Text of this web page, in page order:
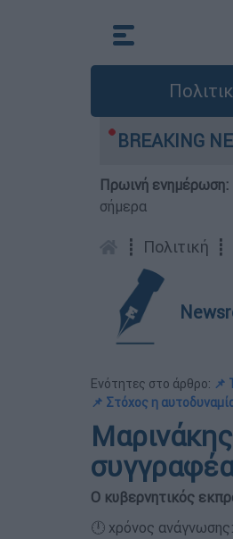
BREAKING
αυτοκίνητα παραμένουν
Πρωινή ενημέρωση:
σήμερα
┋ Πολιτική ┋
Ενότητες στο άρθρο: 📌
📌 Στόχος η
Ο κυβερνητικός
🕛 χρόνος